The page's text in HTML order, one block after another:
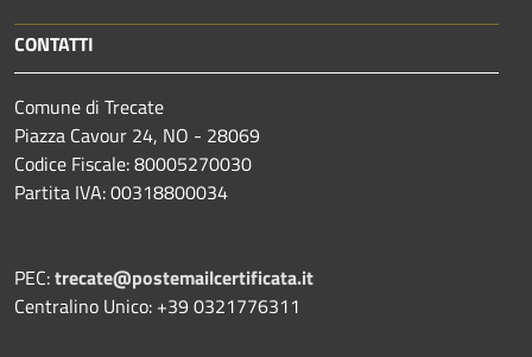
CONTATTI
Comune di Trecate
Piazza Cavour 24, NO - 28069
Codice Fiscale: 80005270030
Partita IVA: 00318800034
PEC:trecate@postemailcertificata.it
Centralino Unico: +39 0321776311